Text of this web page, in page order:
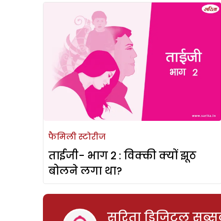
फैमिली स्टोरीज
ताईजी- भाग 2 : विक्की क्यों झूठ
बोलने लगा था?
सरिता डिजिटल